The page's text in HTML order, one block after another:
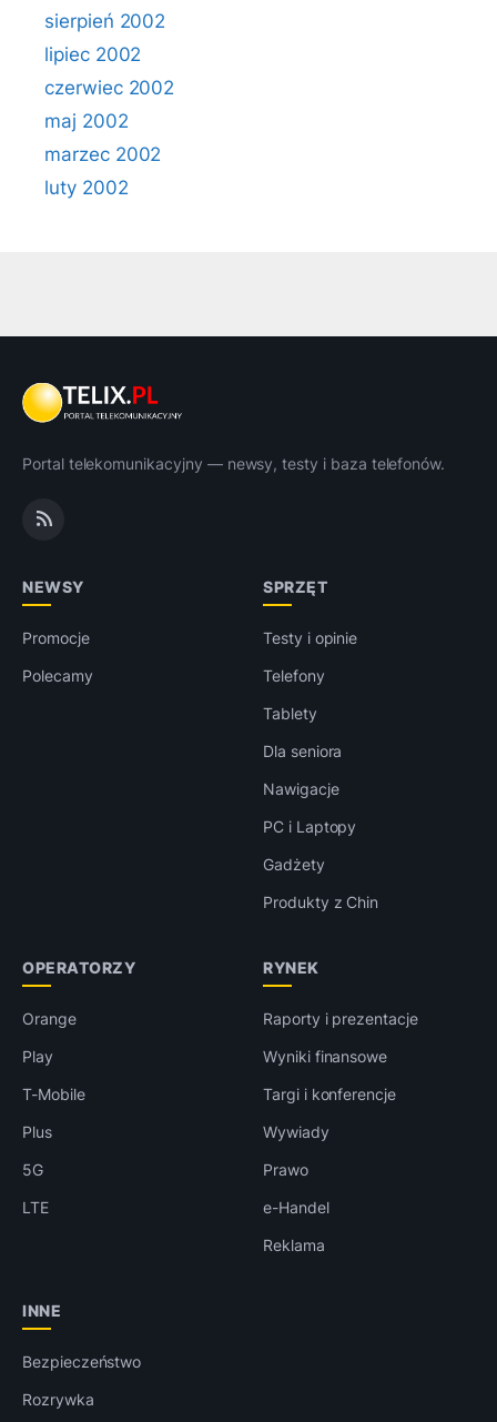
sierpień 2002
lipiec 2002
czerwiec 2002
maj 2002
marzec 2002
luty 2002
Portal telekomunikacyjny — newsy, testy i baza telefonów.
NEWSY
Promocje
Polecamy
SPRZĘT
Testy i opinie
Telefony
Tablety
Dla seniora
Nawigacje
PC i Laptopy
Gadżety
Produkty z Chin
OPERATORZY
Orange
Play
T-Mobile
Plus
5G
LTE
RYNEK
Raporty i prezentacje
Wyniki finansowe
Targi i konferencje
Wywiady
Prawo
e-Handel
Reklama
INNE
Bezpieczeństwo
Rozrywka